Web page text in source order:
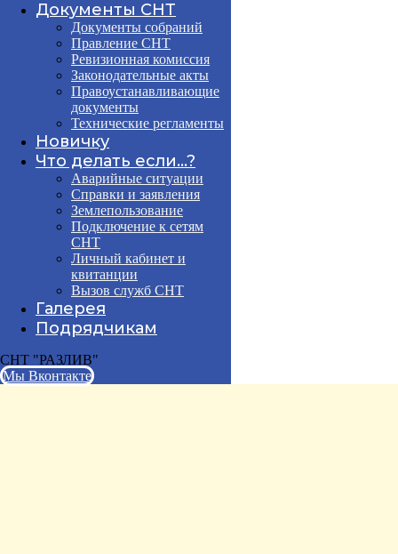
Документы СНТ
Документы собраний
Правление СНТ
Ревизионная комиссия
Законодательные акты
Правоустанавливающие
документы
Технические регламенты
Новичку
Что делать если...?
Аварийные ситуации
Справки и заявления
Землепользование
Подключение к сетям
СНТ
Личный кабинет и
квитанции
Вызов служб СНТ
Галерея
Подрядчикам
СНТ "РАЗЛИВ"
Мы Вконтакте